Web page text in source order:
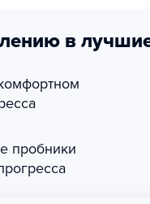
в
пробники